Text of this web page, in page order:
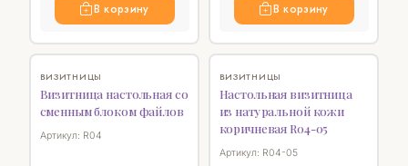
В корзину В корзину
SALE
ВИЗИТНИЦЫ
Визитница настольная со
сменным блоком файлов
Артикул: R04
SALE
ВИЗИТНИЦЫ
Настольная визитница
из натуральной кожи
коричневая R04-05
Артикул: R04-05